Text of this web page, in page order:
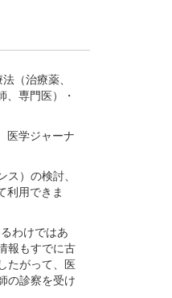
（治療薬、
専門医）・
医学ジャーナ
）の検討、
利用できま
わけではあ
報もすでに古
たがって、医
の診察を受け